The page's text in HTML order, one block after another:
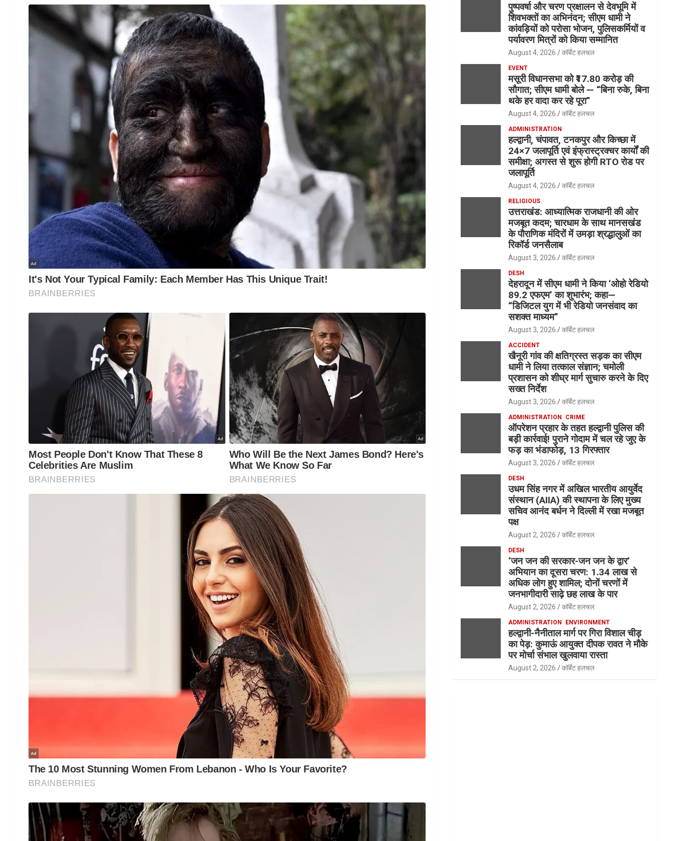
पुष्पवर्षा और चरण प्रक्षालन से देवभूमि में
शिवभक्तों का अभिनंदन; सीएम धामी ने
कांवड़ियों को परोसा भोजन, पुलिसकर्मियों व
पर्यावरण मित्रों को किया सम्मानित
August 4, 2026 कॉर्बेट हलचल
EVENT
मसूरी विधानसभा को ₹17.80 करोड़ की
सौगात; सीएम धामी बोले — “बिना रुके, बिना
थके हर वादा कर रहे पूरा”
August 4, 2026 कॉर्बेट हलचल
ADMINISTRATION
हल्द्वानी, चंपावत, टनकपुर और किच्छा में
24×7 जलापूर्ति एवं इंफ्रास्ट्रक्चर कार्यों की
समीक्षा; अगस्त से शुरू होगी RTO रोड पर
जलापूर्ति
August 4, 2026 कॉर्बेट हलचल
RELIGIOUS
उत्तराखंड: आध्यात्मिक राजधानी की ओर
मजबूत कदम; चारधाम के साथ मानसखंड
के पौराणिक मंदिरों में उमड़ा श्रद्धालुओं का
रिकॉर्ड जनसैलाब
August 3, 2026 कॉर्बेट हलचल
DESH
देहरादून में सीएम धामी ने किया ‘ओहो रेडियो
89.2 एफएम’ का शुभारंभ; कहा—
“डिजिटल युग में भी रेडियो जनसंवाद का
सशक्त माध्यम”
August 3, 2026 कॉर्बेट हलचल
ACCIDENT
खैनूरी गांव की क्षतिग्रस्त सड़क का सीएम
धामी ने लिया तत्काल संज्ञान; चमोली
प्रशासन को शीघ्र मार्ग सुचारु करने के दिए
सख्त निर्देश
August 3, 2026 कॉर्बेट हलचल
ADMINISTRATION CRIME
ऑपरेशन प्रहार के तहत हल्द्वानी पुलिस की
बड़ी कार्रवाई! पुराने गोदाम में चल रहे जुए के
फड़ का भंडाफोड़, 13 गिरफ्तार
August 3, 2026 कॉर्बेट हलचल
DESH
उधम सिंह नगर में अखिल भारतीय आयुर्वेद
संस्थान (AIIA) की स्थापना के लिए मुख्य
सचिव आनंद बर्धन ने दिल्ली में रखा मजबूत
पक्ष
August 2, 2026 कॉर्बेट हलचल
DESH
‘जन जन की सरकार-जन जन के द्वार’
अभियान का दूसरा चरण: 1.34 लाख से
अधिक लोग हुए शामिल; दोनों चरणों में
जनभागीदारी साढ़े छह लाख के पार
August 2, 2026 कॉर्बेट हलचल
ADMINISTRATION ENVIRONMENT
हल्द्वानी-नैनीताल मार्ग पर गिरा विशाल चीड़
का पेड़: कुमाऊं आयुक्त दीपक रावत ने मौके
पर मोर्चा संभाल खुलवाया रास्ता
August 2, 2026 कॉर्बेट हलचल